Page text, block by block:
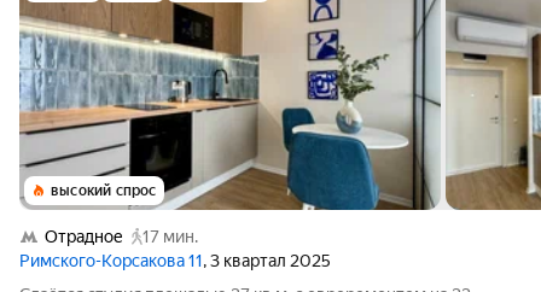
высокий спрос
Отрадное
17 мин.
Римского-Корсакова 11, 3 квартал 2025